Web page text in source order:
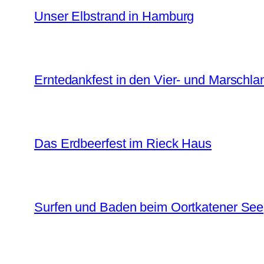
Unser Elbstrand in Hamburg
Erntedankfest in den Vier- und
Das Erdbeerfest im Rieck Haus
Surfen und Baden beim Oortkatener See